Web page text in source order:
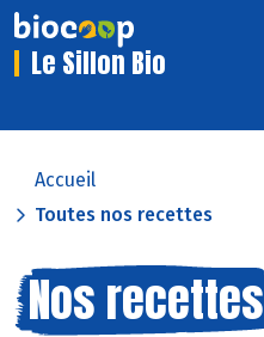
Le Sillon Bio
Accueil
Toutes nos recettes
Nos recettes